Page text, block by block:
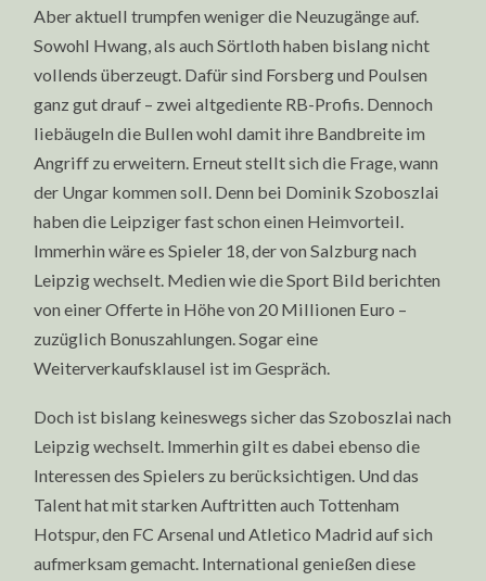
Aber aktuell trumpfen weniger die Neuzugänge auf.
Sowohl Hwang, als auch Sörtloth haben bislang nicht
vollends überzeugt. Dafür sind Forsberg und Poulsen
ganz gut drauf – zwei altgediente RB-Profis. Dennoch
liebäugeln die Bullen wohl damit ihre Bandbreite im
Angriff zu erweitern. Erneut stellt sich die Frage, wann
der Ungar kommen soll. Denn bei Dominik Szoboszlai
haben die Leipziger fast schon einen Heimvorteil.
Immerhin wäre es Spieler 18, der von Salzburg nach
Leipzig wechselt. Medien wie die Sport Bild berichten
von einer Offerte in Höhe von 20 Millionen Euro –
zuzüglich Bonuszahlungen. Sogar eine
Weiterverkaufsklausel ist im Gespräch.
Doch ist bislang keineswegs sicher das Szoboszlai nach
Leipzig wechselt. Immerhin gilt es dabei ebenso die
Interessen des Spielers zu berücksichtigen. Und das
Talent hat mit starken Auftritten auch Tottenham
Hotspur, den FC Arsenal und Atletico Madrid auf sich
aufmerksam gemacht. International genießen diese